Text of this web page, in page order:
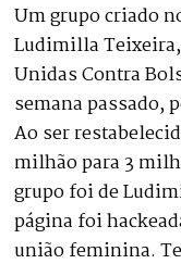
Um grupo criado
Ludimilla
Unidas Contra
semana passado,
Ao ser
milhão para 3
grupo foi de
página foi
união feminina.